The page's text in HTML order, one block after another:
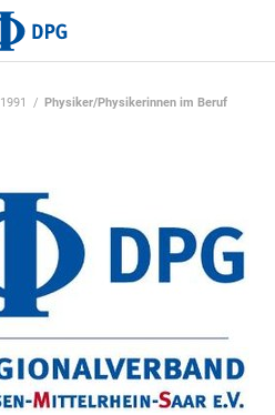
1991 Physiker/Physikerinnen im Beruf